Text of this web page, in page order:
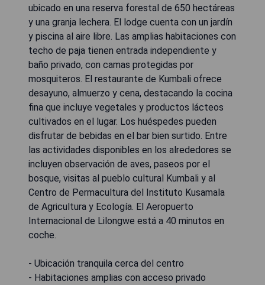
ubicado en una reserva forestal de 650 hectáreas
y una granja lechera. El lodge cuenta con un jardín
y piscina al aire libre. Las amplias habitaciones con
techo de paja tienen entrada independiente y
baño privado, con camas protegidas por
mosquiteros. El restaurante de Kumbali ofrece
desayuno, almuerzo y cena, destacando la cocina
fina que incluye vegetales y productos lácteos
cultivados en el lugar. Los huéspedes pueden
disfrutar de bebidas en el bar bien surtido. Entre
las actividades disponibles en los alrededores se
incluyen observación de aves, paseos por el
bosque, visitas al pueblo cultural Kumbali y al
Centro de Permacultura del Instituto Kusamala
de Agricultura y Ecología. El Aeropuerto
Internacional de Lilongwe está a 40 minutos en
coche.
- Ubicación tranquila cerca del centro
- Habitaciones amplias con acceso privado